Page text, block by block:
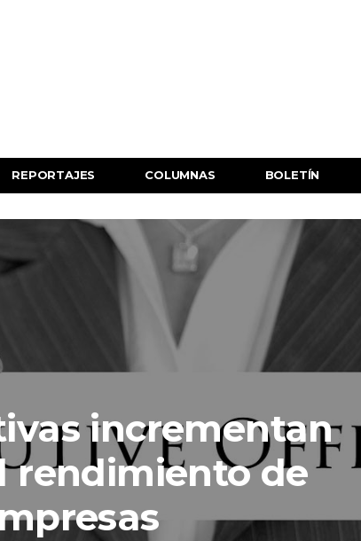
REPORTAJES COLUMNAS BOLETÍN
incrementan
rendimiento de